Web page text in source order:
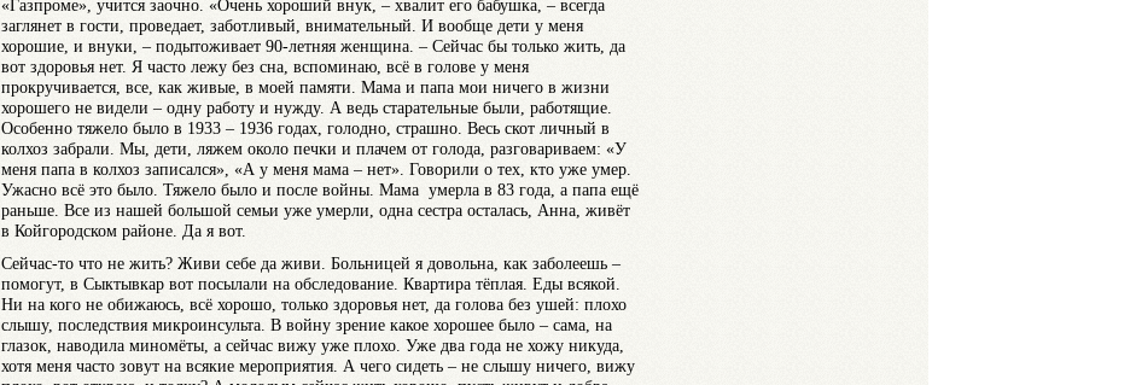
«Газпроме», учится заочно. «Очень хороший внук, – хвалит его бабушка, – всегда
заглянет в гости, проведает, заботливый, внимательный. И вообще дети у меня
хорошие, и внуки, – подытоживает 90-летняя женщина. – Сейчас бы только жить, да
вот здоровья нет. Я часто лежу без сна, вспоминаю, всё в голове у меня
прокручивается, все, как живые, в моей памяти. Мама и папа мои ничего в жизни
хорошего не видели – одну работу и нужду. А ведь старательные были, работящие.
Особенно тяжело было в 1933 – 1936 годах, голодно, страшно. Весь скот личный в
колхоз забрали. Мы, дети, ляжем около печки и плачем от голода, разговариваем: «У
меня папа в колхоз записался», «А у меня мама – нет». Говорили о тех, кто уже умер.
Ужасно всё это было. Тяжело было и после войны. Мама умерла в 83 года, а папа ещё
раньше. Все из нашей большой семьи уже умерли, одна сестра осталась, Анна, живёт
в Койгородском районе. Да я вот.
Сейчас-то что не жить? Живи себе да живи. Больницей я довольна, как заболеешь –
помогут, в Сыктывкар вот посылали на обследование. Квартира тёплая. Еды всякой.
Ни на кого не обижаюсь, всё хорошо, только здоровья нет, да голова без ушей: плохо
слышу, последствия микроинсульта. В войну зрение какое хорошее было – сама, на
глазок, наводила миномёты, а сейчас вижу уже плохо. Уже два года не хожу никуда,
хотя меня часто зовут на всякие мероприятия. А чего сидеть – не слышу ничего, вижу